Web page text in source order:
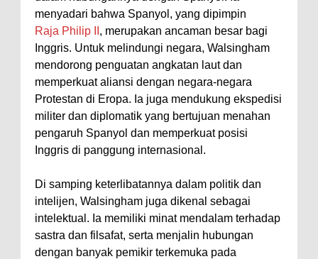
menyadari bahwa Spanyol, yang dipimpin
Raja Philip II , merupakan ancaman besar bagi
Inggris. Untuk melindungi negara, Walsingham
mendorong penguatan angkatan laut dan
memperkuat aliansi dengan negara-negara
Protestan di Eropa. Ia juga mendukung ekspedisi
militer dan diplomatik yang bertujuan menahan
pengaruh Spanyol dan memperkuat posisi
Inggris di panggung internasional.
Di samping keterlibatannya dalam politik dan
intelijen, Walsingham juga dikenal sebagai
intelektual. Ia memiliki minat mendalam terhadap
sastra dan filsafat, serta menjalin hubungan
dengan banyak pemikir terkemuka pada